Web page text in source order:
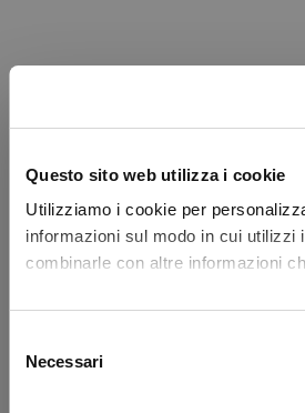
Questo sito web utilizza i cookie
Utilizziamo i cookie per
informazioni sul modo in cui utilizzi
combinarle con altre informazioni
delNecessari